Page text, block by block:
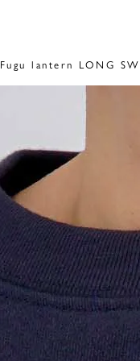
Fugu lantern LONG